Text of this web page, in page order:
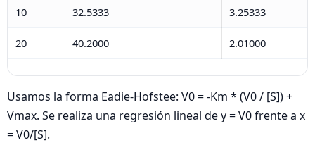
10 32.5333 3.25333
20 40.2000 2.01000
Usamos la forma Eadie‑Hofstee: V0 = -Km * (V0 / [S]) +
Vmax. Se realiza una regresión lineal de y = V0 frente a x
= V0/[S].